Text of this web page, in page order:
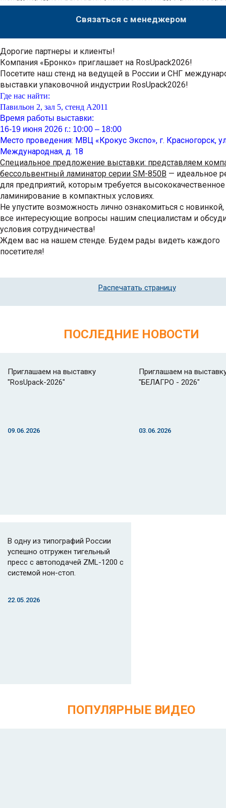
Связаться с менеджером
Дорогие партнеры и клиенты!
Компания «Бронко» приглашает на RosUpack2026!
Посетите наш стенд на ведущей в России и СНГ
выставки упаковочной индустрии RosUpack2026!
Где нас найти:
Павильон 2, зал 5, стенд А2011
Время работы выставки:
16-19 июня 2026 г.: 10:00 – 18:00
Место проведения: МВЦ «Крокус Экспо», г. Красногорск,
Международная, д. 18
Специальное предложение выставки: представляем
бессольвентный ламинатор серии SM-850B — идеальное
для предприятий, которым требуется высококачественное
ламинирование в компактных условиях.
Не упустите возможность лично ознакомиться с новинкой,
все интересующие вопросы нашим специалистам и
условия сотрудничества!
Ждем вас на нашем стенде. Будем рады видеть каждого
посетителя!
Распечатать страницу
ПОСЛЕДНИЕ НОВОСТИ
Приглашаем на выставку
"RosUpack-2026"
09.06.2026
Приглашаем на
"БЕЛАГРО - 2026"
03.06.2026
В одну из типографий России
успешно отгружен тигельный
пресс с автоподачей ZML-1200 с
системой нон-стоп.
22.05.2026
ПОПУЛЯРНЫЕ ВИДЕО